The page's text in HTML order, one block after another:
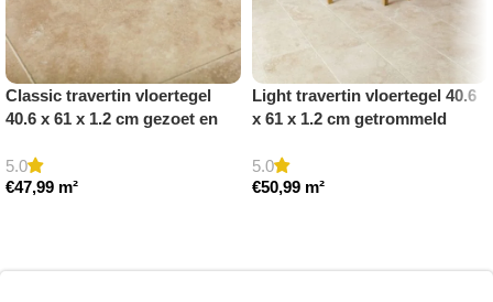
Classic travertin vloertegel
40.6 x 61 x 1.2 cm gezoet en
5.0
€47,99 m²
Light travertin vloertegel 40.6
x 61 x 1.2 cm getrommeld
5.0
€50,99 m²